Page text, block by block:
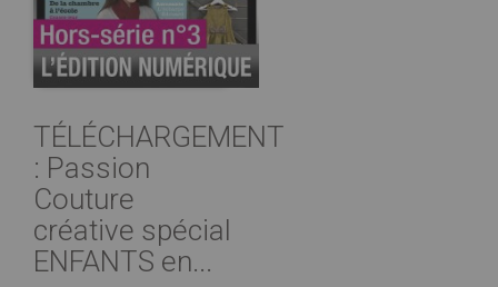
TÉLÉCHARGEMENT
: Passion
Couture
créative spécial
ENFANTS en...